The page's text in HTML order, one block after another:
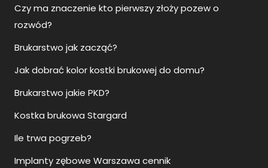
Czy ma znaczenie kto pierwszy złoży pozew o
rozwód?
Brukarstwo jak zacząć?
Jak dobrać kolor kostki brukowej do domu?
Brukarstwo jakie PKD?
Kostka brukowa Stargard
Ile trwa pogrzeb?
Implanty zębowe Warszawa cennik